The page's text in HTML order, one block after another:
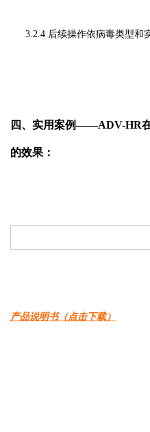
3.2.4 后续操作依病毒类型和
四、实用案例——ADV-HR
的效果：
产品说明书（点击下载）